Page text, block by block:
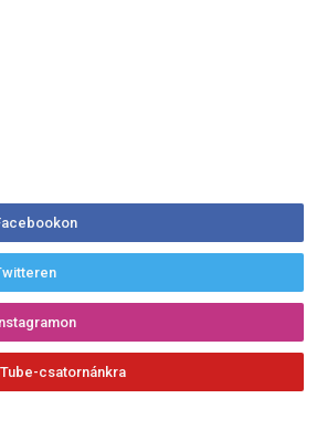
csatornánkra